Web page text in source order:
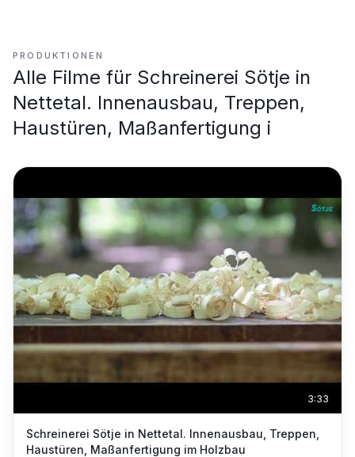
PRODUKTIONEN
Alle Filme für Schreinerei Sötje in
Nettetal. Innenausbau, Treppen,
Haustüren, Maßanfertigung i
3:33
Schreinerei Sötje in Nettetal. Innenausbau, Treppen,
Haustüren, Maßanfertigung im Holzbau